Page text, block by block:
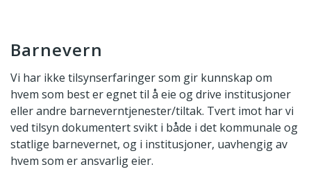
Barnevern
Vi har ikke tilsynserfaringer som gir kunnskap om
hvem som best er egnet til å eie og drive institusjoner
eller andre barneverntjenester/tiltak. Tvert imot har vi
ved tilsyn dokumentert svikt i både i det kommunale og
statlige barnevernet, og i institusjoner, uavhengig av
hvem som er ansvarlig eier.